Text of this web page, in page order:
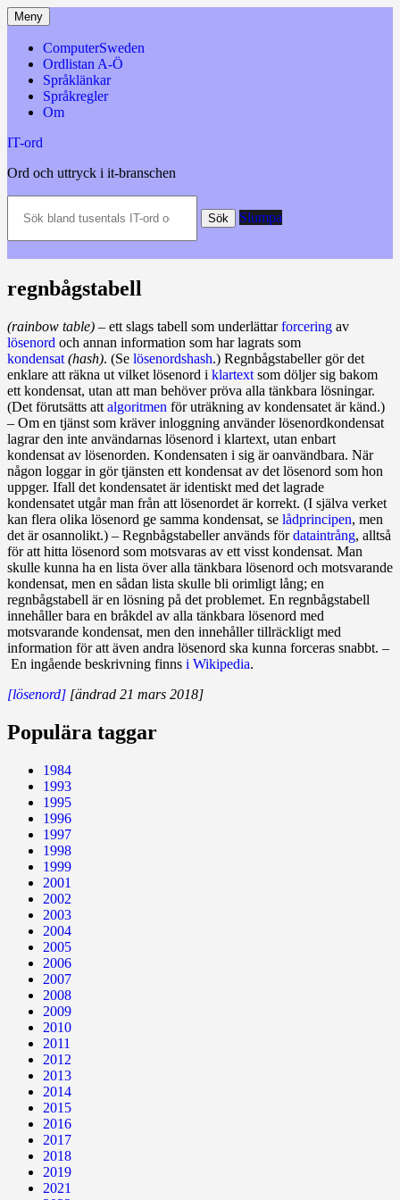
Hoppa
till
innehåll
Meny
ComputerSweden
Ordlistan A-Ö
Språklänkar
Språkregler
Om
IT-ord
Ord och uttryck i it-branschen
bland
och
datatermer
Sök Slumpa
regnbågstabell
(rainbow table) – ett slags tabell som underlättarforcering av
lösenord och annan information som har lagrats som
kondensat (hash). (Se lösenordshash.) Regnbågstabeller gör det
enklare att räkna ut vilket lösenord i klartext som döljer sig bakom
ett kondensat, utan att man behöver pröva alla tänkbara lösningar.
(Det förutsätts att algoritmen för uträkning av kondensatet är känd.)
– Om en tjänst som kräver inloggning använder lösenordkondensat
lagrar den inte användarnas lösenord i klartext, utan enbart
kondensat av lösenorden. Kondensaten i sig är oanvändbara. När
någon loggar in gör tjänsten ett kondensat av det lösenord som hon
uppger. Ifall det kondensatet är identiskt med det lagrade
kondensatet utgår man från att lösenordet är korrekt. (I själva verket
kan flera olika lösenord ge samma kondensat, se lådprincipen, men
det är osannolikt.) – Regnbågstabeller används fördataintrång, alltså
för att hitta lösenord som motsvaras av ett visst kondensat. Man
skulle kunna ha en lista över alla tänkbara lösenord och motsvarande
kondensat, men en sådan lista skulle bli orimligt lång; en
regnbågstabell är en lösning på det problemet. En regnbågstabell
innehåller bara en bråkdel av alla tänkbara lösenord med
motsvarande kondensat, men den innehåller tillräckligt med
information för att även andra lösenord ska kunna forceras snabbt. –
En ingående beskrivning finns i Wikipedia.
[lösenord] [ändrad 21 mars 2018]
Populära taggar
1984
1993
1995
1996
1997
1998
1999
2001
2002
2003
2004
2005
2006
2007
2008
2009
2010
2011
2012
2013
2014
2015
2016
2017
2018
2019
2021